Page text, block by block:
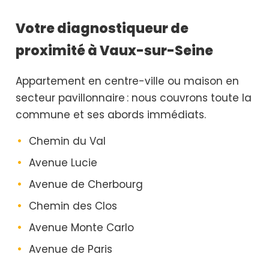
Votre diagnostiqueur de
proximité à Vaux-sur-Seine
Appartement en centre-ville ou maison en
secteur pavillonnaire : nous couvrons toute la
commune et ses abords immédiats.
Chemin du Val
Avenue Lucie
Avenue de Cherbourg
Chemin des Clos
Avenue Monte Carlo
Avenue de Paris